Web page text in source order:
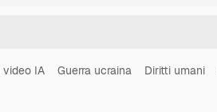
video IA Guerra ucraina Diritti umani